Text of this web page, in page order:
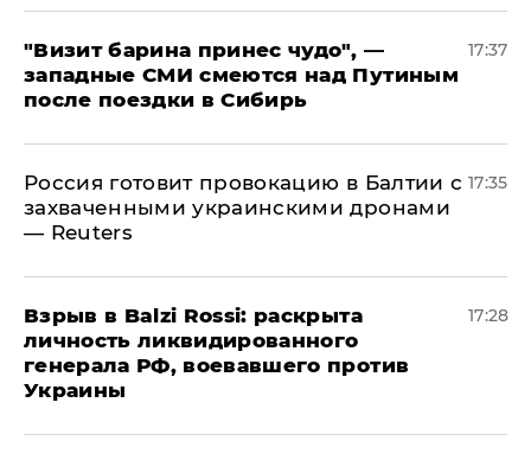
"Визит барина принес чудо", —
западные СМИ смеются над Путиным
после поездки в Сибирь
17:37
​Россия готовит провокацию в Балтии с
захваченными украинскими дронами
— Reuters
17:35
​Взрыв в Balzi Rossi: раскрыта
личность ликвидированного
генерала РФ, воевавшего против
Украины
17:28